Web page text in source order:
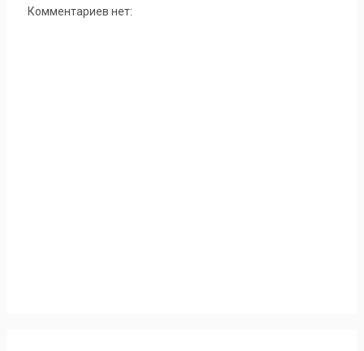
Комментариев нет: